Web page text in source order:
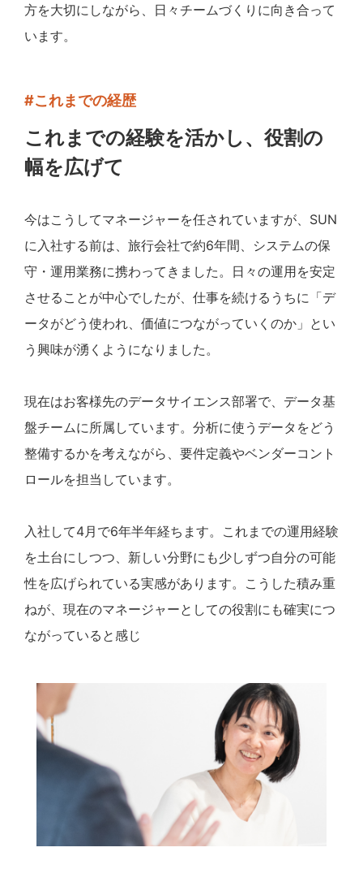
方を大切にしながら、日々チームづくりに向き合って
います。
#これまでの経歴
これまでの経験を活かし、役割の
幅を広げて
今はこうしてマネージャーを任されていますが、SUN
に入社する前は、旅行会社で約6年間、システムの保
守・運用業務に携わってきました。日々の運用を安定
させることが中心でしたが、仕事を続けるうちに「デ
ータがどう使われ、価値につながっていくのか」とい
う興味が湧くようになりました。
現在はお客様先のデータサイエンス部署で、データ基
盤チームに所属しています。分析に使うデータをどう
整備するかを考えながら、要件定義やベンダーコント
ロールを担当しています。
入社して4月で6年半年経ちます。これまでの運用経験
を土台にしつつ、新しい分野にも少しずつ自分の可能
性を広げられている実感があります。こうした積み重
ねが、現在のマネージャーとしての役割にも確実につ
ながっていると感じ